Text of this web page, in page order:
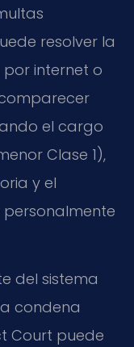
resolver la
internet o
el cargo
Clase 1),
y el
del sistema
condena
Court puede